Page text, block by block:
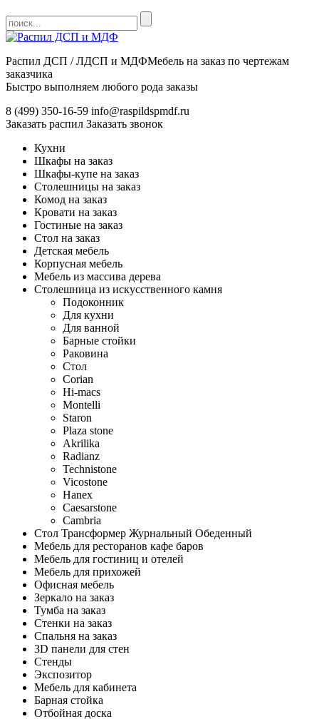
Распил ДСП / ЛДСП и МДФМебель на заказ по чертежам
заказчика
Быстро выполняем любого рода заказы
8 (499) 350-16-59 info@raspildspmdf.ru
Заказать распил Заказать звонок
Кухни
Шкафы на заказ
Шкафы-купе на заказ
Столешницы на заказ
Комод на заказ
Кровати на заказ
Гостиные на заказ
Стол на заказ
Детская мебель
Корпусная мебель
Мебель из массива дерева
Столешница из искусственного камня
Подоконник
Для кухни
Для ванной
Барные стойки
Раковина
Стол
Corian
Hi-macs
Montelli
Staron
Plaza stone
Akrilika
Radianz
Technistone
Vicostone
Hanex
Caesarstone
Cambria
Стол Трансформер Журнальный Обеденный
Мебель для ресторанов кафе баров
Мебель для гостиниц и отелей
Мебель для прихожей
Офисная мебель
Зеркало на заказ
Тумба на заказ
Стенки на заказ
Спальня на заказ
3D панели для стен
Стенды
Экспозитор
Мебель для кабинета
Барная стойка
Отбойная доска